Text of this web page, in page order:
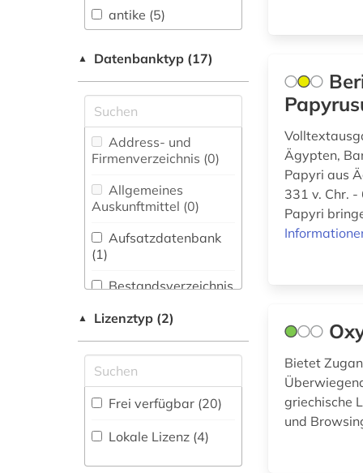
Altertumswissenschaften
(14)
Anglistik.
Archäologie (13)
Architektur,
Bauingenieur- und
Vermessungswesen (0)
Biologie,
Biotechnologie (0)
Buch- und
Bibliothekswesen,
Informationswissenschaft
Chemie und
Pharmazie (0)
Elektrotechnik,
Elektronik,
Nachrichtentechnik (0)
Energietechnik (0)
antike (5)
aramäisch (1)
archäologie (2)
aristoteles (3)
talmud (1)
bekker (1)
bibel (2)
chinesisch (2)
demotisch (3)
deutsch (7)
dänisch (2)
▲ Datenbanktyp (17)
Address- und
Firmenverzeichnis (0)
Allgemeines
Auskunftmittel (0)
Aufsatzdatenbank
(1)
Bestandsverzeichnis
Buchhandelsverzeichnis
Disziplinäre
Forschungsdatenrepositorien
▲ Lizenztyp (2)
Frei verfügbar (20)
Lokale Lizenz (4)
Ägypten,
Papyri aus
331 v. Chr.
Papyri
Bietet
griechische
und